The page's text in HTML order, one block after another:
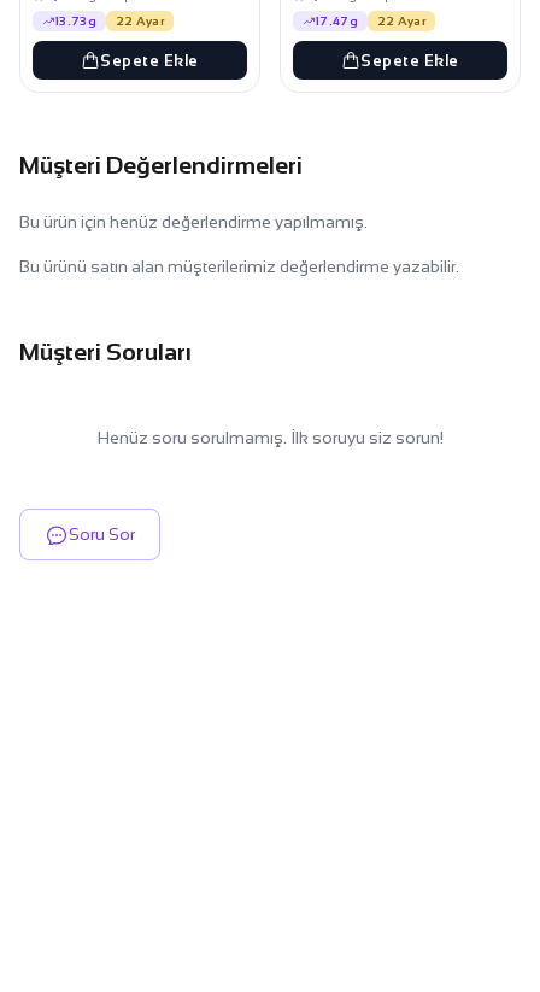
13.73g 22 Ayar
Sepete Ekle
17.47g 22 Ayar
Sepete Ekle
Müşteri Değerlendirmeleri
Bu ürün için henüz değerlendirme yapılmamış.
Bu ürünü satın alan müşterilerimiz değerlendirme yazabilir.
Müşteri Soruları
Henüz soru sorulmamış. İlk soruyu siz sorun!
Soru Sor